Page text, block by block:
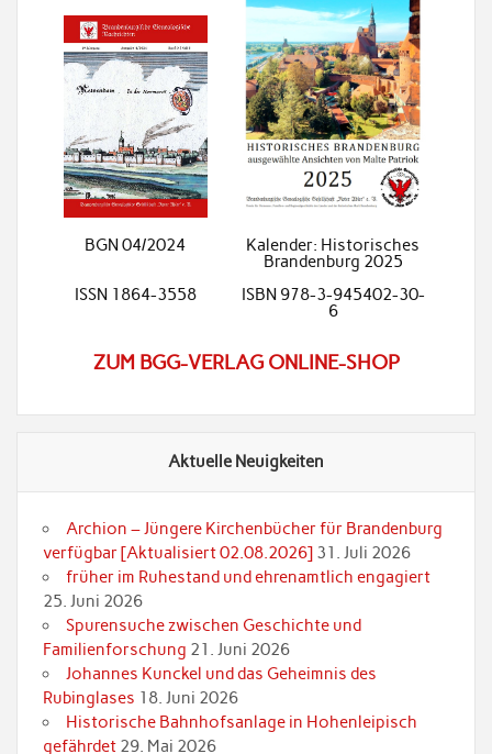
BGN 04/2024
Kalender: Historisches
Brandenburg 2025
ISSN 1864-3558
ISBN 978-3-945402-30-
6
ZUM BGG-VERLAG ONLINE-SHOP
Aktuelle Neuigkeiten
Archion – Jüngere Kirchenbücher für Brandenburg
verfügbar [Aktualisiert 02.08.2026] 31. Juli 2026
früher im Ruhestand und ehrenamtlich engagiert
25. Juni 2026
Spurensuche zwischen Geschichte und
Familienforschung 21. Juni 2026
Johannes Kunckel und das Geheimnis des
Rubinglases 18. Juni 2026
Historische Bahnhofsanlage in Hohenleipisch
gefährdet 29. Mai 2026